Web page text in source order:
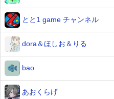
とと1 game チャンネル
dora＆ほしお＆りる
bao
あおくらげ